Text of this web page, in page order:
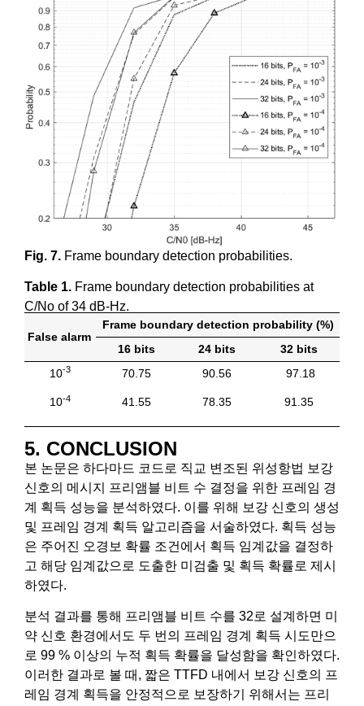
Fig. 7. Frame boundary detection probabilities.
Table 1. Frame boundary detection probabilities at
C/No of 34 dB-Hz.
False alarm
Frame boundary detection probability (%)
16 bits
24 bits
32 bits
10-3
10-4
70.75
41.55
90.56
78.35
97.18
91.35
5. CONCLUSION
본 논문은 하다마드 코드로 직교 변조된 위성항법 보강
신호의 메시지 프리앰블 비트 수 결정을 위한 프레임 경
계 획득 성능을 분석하였다. 이를 위해 보강 신호의 생성
및 프레임 경계 획득 알고리즘을 서술하였다. 획득 성능
은 주어진 오경보 확률 조건에서 획득 임계값을 결정하
고 해당 임계값으로 도출한 미검출 및 획득 확률로 제시
하였다.
분석 결과를 통해 프리앰블 비트 수를 32로 설계하면 미
약 신호 환경에서도 두 번의 프레임 경계 획득 시도만으
로 99 % 이상의 누적 획득 확률을 달성함을 확인하였다.
이러한 결과로 볼 때, 짧은 TTFD 내에서 보강 신호의 프
레임 경계 획득을 안정적으로 보장하기 위해서는 프리